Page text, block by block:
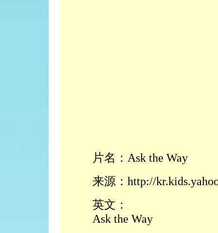
片名：Ask the Way
来源：http://
英文：
Ask the Way